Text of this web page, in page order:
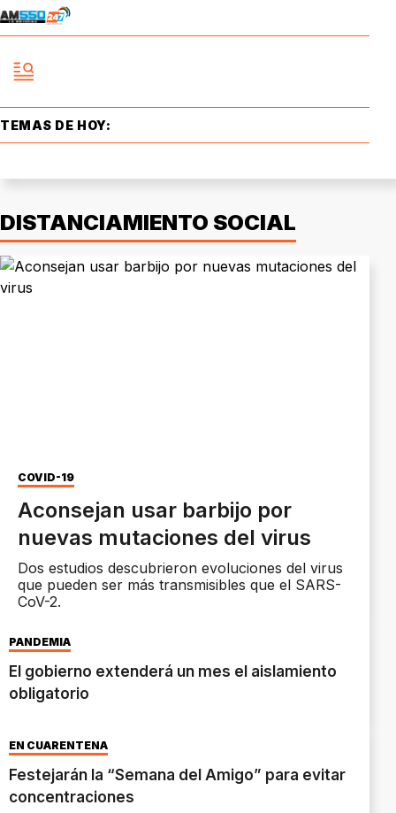
TEMAS DE HOY:
DISTANCIAMIENTO SOCIAL
COVID-19
Aconsejan usar barbijo por
nuevas mutaciones del virus
Dos estudios descubrieron evoluciones del virus
que pueden ser más transmisibles que el SARS-
CoV-2.
PANDEMIA
El gobierno extenderá un mes el aislamiento
obligatorio
EN CUARENTENA
Festejarán la “Semana del Amigo” para evitar
concentraciones